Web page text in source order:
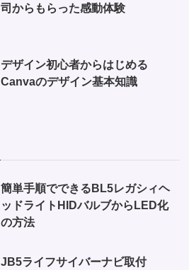
司からもらった感動体験
デザイン初心者からはじめる
Canvaのデザイン基本知識
簡単手順でできるBL5レガシィヘ
ッドライトHIDバルブからLED化
の方法
JB5ライフサイバーナビ取付